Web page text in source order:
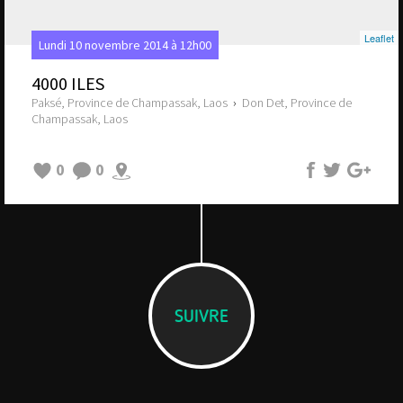
Leaflet
Lundi 10 novembre 2014 à 12h00
4000 ILES
Paksé, Province de Champassak, Laos › Don Det, Province de
Champassak, Laos
0 0
SUIVRE